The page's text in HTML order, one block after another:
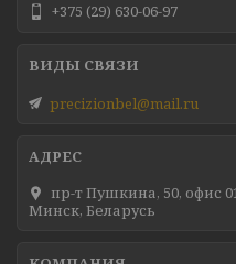
+375 (29) 630-06-97
precizionbel@mail.ru
пр-т Пушкина, 50, офис
Минск, Беларусь